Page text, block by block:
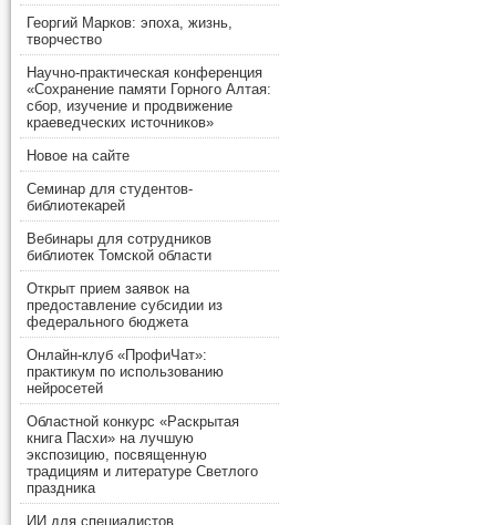
Георгий Марков: эпоха, жизнь,
творчество
Научно-практическая конференция
«Сохранение памяти Горного Алтая:
сбор, изучение и продвижение
краеведческих источников»
Новое на сайте
Семинар для студентов-
библиотекарей
Вебинары для сотрудников
библиотек Томской области
Открыт прием заявок на
предоставление субсидии из
федерального бюджета
Онлайн-клуб «ПрофиЧат»:
практикум по использованию
нейросетей
Областной конкурс «Раскрытая
книга Пасхи» на лучшую
экспозицию, посвященную
традициям и литературе Светлого
праздника
ИИ для специалистов